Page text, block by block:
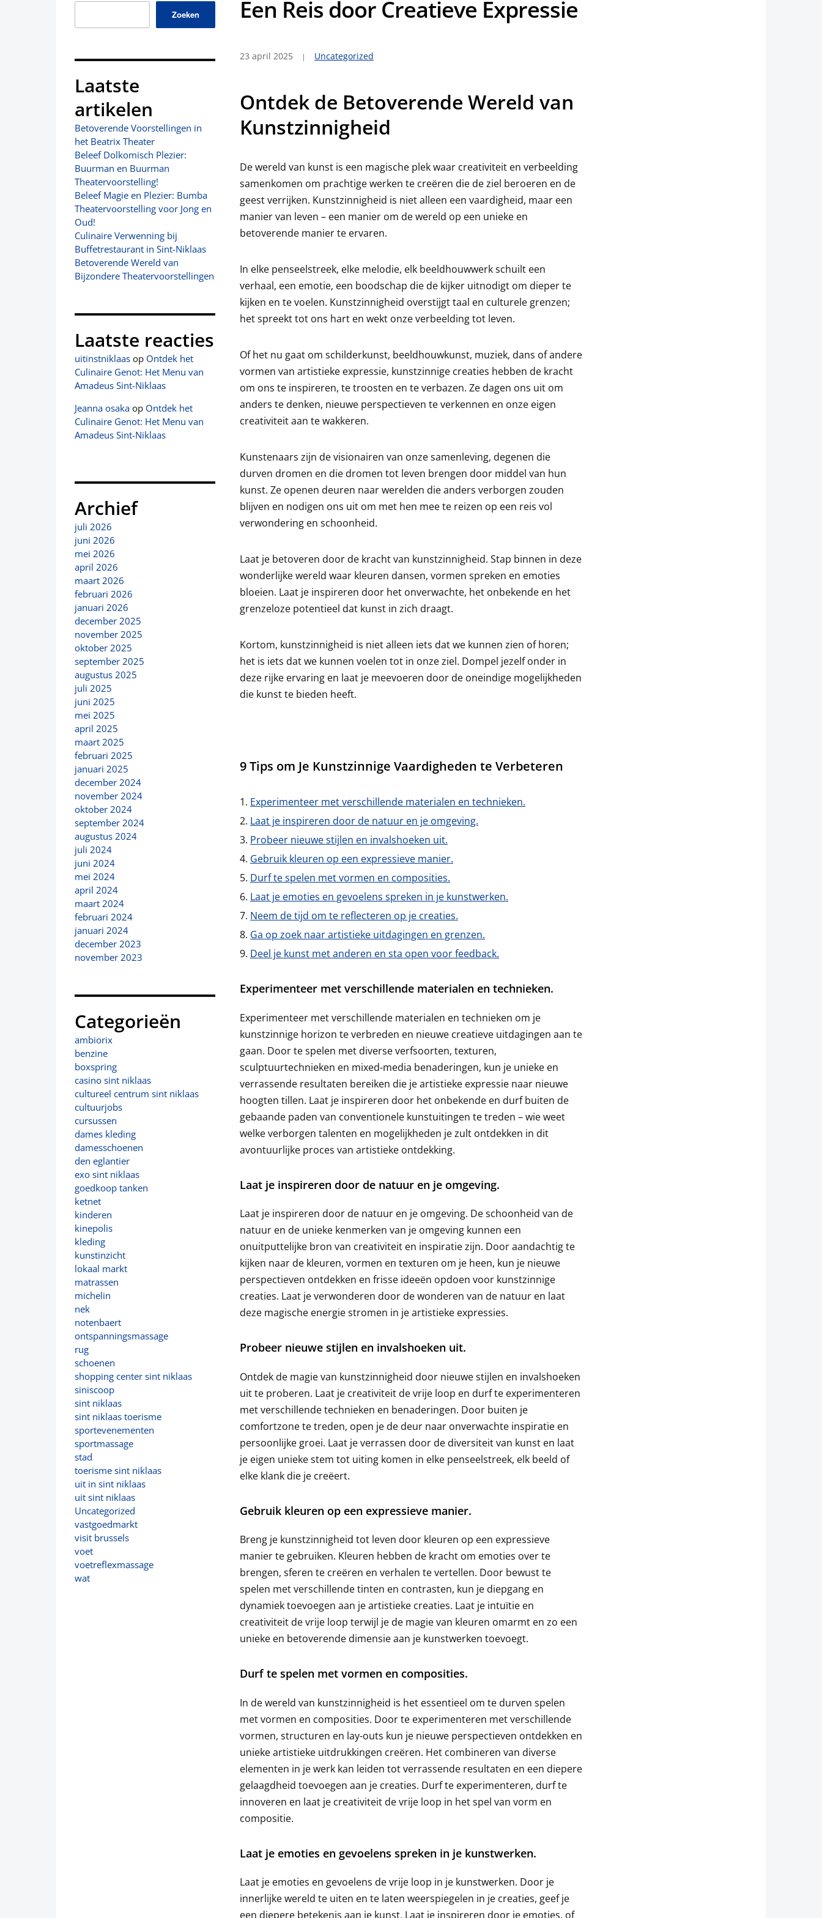
Zoeken
Laatste
artikelen
Betoverende Voorstellingen in
het Beatrix Theater
Beleef Dolkomisch Plezier:
Buurman en Buurman
Theatervoorstelling!
Beleef Magie en Plezier: Bumba
Theatervoorstelling voor Jong en
Oud!
Culinaire Verwenning bij
Buffetrestaurant in Sint-Niklaas
Betoverende Wereld van
Bijzondere Theatervoorstellingen
Laatste reacties
uitinstniklaas op Ontdek het
Culinaire Genot: Het Menu van
Amadeus Sint-Niklaas
Jeanna osaka op Ontdek het
Culinaire Genot: Het Menu van
Amadeus Sint-Niklaas
Archief
juli 2026
juni 2026
mei 2026
april 2026
maart 2026
februari 2026
januari 2026
december 2025
november 2025
oktober 2025
september 2025
augustus 2025
juli 2025
juni 2025
mei 2025
april 2025
maart 2025
februari 2025
januari 2025
december 2024
november 2024
oktober 2024
september 2024
augustus 2024
juli 2024
juni 2024
mei 2024
april 2024
maart 2024
februari 2024
januari 2024
december 2023
november 2023
Categorieën
ambiorix
benzine
boxspring
casino sint niklaas
cultureel centrum sint niklaas
cultuurjobs
cursussen
dames kleding
damesschoenen
den eglantier
exo sint niklaas
goedkoop tanken
ketnet
kinderen
kinepolis
kleding
kunstinzicht
lokaal markt
matrassen
michelin
nek
notenbaert
ontspanningsmassage
rug
schoenen
shopping center sint niklaas
siniscoop
sint niklaas
sint niklaas toerisme
sportevenementen
sportmassage
stad
toerisme sint niklaas
uit in sint niklaas
uit sint niklaas
Uncategorized
vastgoedmarkt
visit brussels
voet
voetreflexmassage
wat
Een Reis door Creatieve Expressie
23 april 2025 Uncategorized
Ontdek de Betoverende Wereld van
Kunstzinnigheid
De wereld van kunst is een magische plek waar creativiteit en verbeelding
samenkomen om prachtige werken te creëren die de ziel beroeren en de
geest verrijken. Kunstzinnigheid is niet alleen een vaardigheid, maar een
manier van leven – een manier om de wereld op een unieke en
betoverende manier te ervaren.
In elke penseelstreek, elke melodie, elk beeldhouwwerk schuilt een
verhaal, een emotie, een boodschap die de kijker uitnodigt om dieper te
kijken en te voelen. Kunstzinnigheid overstijgt taal en culturele grenzen;
het spreekt tot ons hart en wekt onze verbeelding tot leven.
Of het nu gaat om schilderkunst, beeldhouwkunst, muziek, dans of andere
vormen van artistieke expressie, kunstzinnige creaties hebben de kracht
om ons te inspireren, te troosten en te verbazen. Ze dagen ons uit om
anders te denken, nieuwe perspectieven te verkennen en onze eigen
creativiteit aan te wakkeren.
Kunstenaars zijn de visionairen van onze samenleving, degenen die
durven dromen en die dromen tot leven brengen door middel van hun
kunst. Ze openen deuren naar werelden die anders verborgen zouden
blijven en nodigen ons uit om met hen mee te reizen op een reis vol
verwondering en schoonheid.
Laat je betoveren door de kracht van kunstzinnigheid. Stap binnen in deze
wonderlijke wereld waar kleuren dansen, vormen spreken en emoties
bloeien. Laat je inspireren door het onverwachte, het onbekende en het
grenzeloze potentieel dat kunst in zich draagt.
Kortom, kunstzinnigheid is niet alleen iets dat we kunnen zien of horen;
het is iets dat we kunnen voelen tot in onze ziel. Dompel jezelf onder in
deze rijke ervaring en laat je meevoeren door de oneindige mogelijkheden
die kunst te bieden heeft.
9 Tips om Je Kunstzinnige Vaardigheden te Verbeteren
Experimenteer met verschillende materialen en technieken.
Laat je inspireren door de natuur en je omgeving.
Probeer nieuwe stijlen en invalshoeken uit.
Gebruik kleuren op een expressieve manier.
Durf te spelen met vormen en composities.
Laat je emoties en gevoelens spreken in je kunstwerken.
Neem de tijd om te reflecteren op je creaties.
Ga op zoek naar artistieke uitdagingen en grenzen.
Deel je kunst met anderen en sta open voor feedback.
Experimenteer met verschillende materialen en technieken.
Experimenteer met verschillende materialen en technieken om je
kunstzinnige horizon te verbreden en nieuwe creatieve uitdagingen aan te
gaan. Door te spelen met diverse verfsoorten, texturen,
sculptuurtechnieken en mixed-media benaderingen, kun je unieke en
verrassende resultaten bereiken die je artistieke expressie naar nieuwe
hoogten tillen. Laat je inspireren door het onbekende en durf buiten de
gebaande paden van conventionele kunstuitingen te treden – wie weet
welke verborgen talenten en mogelijkheden je zult ontdekken in dit
avontuurlijke proces van artistieke ontdekking.
Laat je inspireren door de natuur en je omgeving.
Laat je inspireren door de natuur en je omgeving. De schoonheid van de
natuur en de unieke kenmerken van je omgeving kunnen een
onuitputtelijke bron van creativiteit en inspiratie zijn. Door aandachtig te
kijken naar de kleuren, vormen en texturen om je heen, kun je nieuwe
perspectieven ontdekken en frisse ideeën opdoen voor kunstzinnige
creaties. Laat je verwonderen door de wonderen van de natuur en laat
deze magische energie stromen in je artistieke expressies.
Probeer nieuwe stijlen en invalshoeken uit.
Ontdek de magie van kunstzinnigheid door nieuwe stijlen en invalshoeken
uit te proberen. Laat je creativiteit de vrije loop en durf te experimenteren
met verschillende technieken en benaderingen. Door buiten je
comfortzone te treden, open je de deur naar onverwachte inspiratie en
persoonlijke groei. Laat je verrassen door de diversiteit van kunst en laat
je eigen unieke stem tot uiting komen in elke penseelstreek, elk beeld of
elke klank die je creëert.
Gebruik kleuren op een expressieve manier.
Breng je kunstzinnigheid tot leven door kleuren op een expressieve
manier te gebruiken. Kleuren hebben de kracht om emoties over te
brengen, sferen te creëren en verhalen te vertellen. Door bewust te
spelen met verschillende tinten en contrasten, kun je diepgang en
dynamiek toevoegen aan je artistieke creaties. Laat je intuïtie en
creativiteit de vrije loop terwijl je de magie van kleuren omarmt en zo een
unieke en betoverende dimensie aan je kunstwerken toevoegt.
Durf te spelen met vormen en composities.
In de wereld van kunstzinnigheid is het essentieel om te durven spelen
met vormen en composities. Door te experimenteren met verschillende
vormen, structuren en lay-outs kun je nieuwe perspectieven ontdekken en
unieke artistieke uitdrukkingen creëren. Het combineren van diverse
elementen in je werk kan leiden tot verrassende resultaten en een diepere
gelaagdheid toevoegen aan je creaties. Durf te experimenteren, durf te
innoveren en laat je creativiteit de vrije loop in het spel van vorm en
compositie.
Laat je emoties en gevoelens spreken in je kunstwerken.
Laat je emoties en gevoelens de vrije loop in je kunstwerken. Door je
innerlijke wereld te uiten en te laten weerspiegelen in je creaties, geef je
een diepere betekenis aan je kunst. Laat je inspireren door je emoties, of